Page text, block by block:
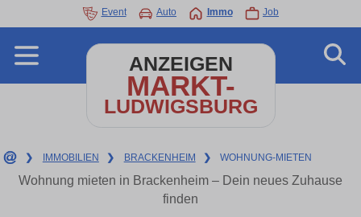
Event Auto Immo Job
ANZEIGEN
MARKT-
LUDWIGSBURG
❯ IMMOBILIEN ❯ BRACKENHEIM ❯ WOHNUNG-MIETEN
Wohnung mieten in Brackenheim – Dein neues Zuhause
finden